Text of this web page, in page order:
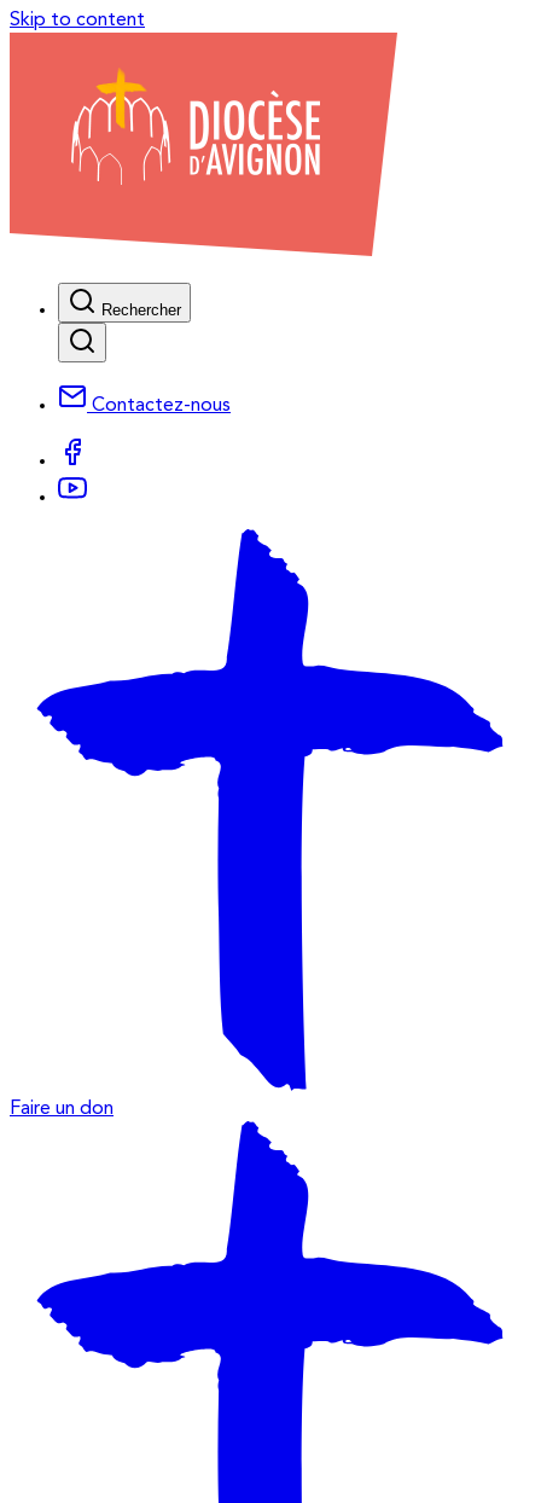
Skip to content
Rechercher
Contactez-nous
Faire un don